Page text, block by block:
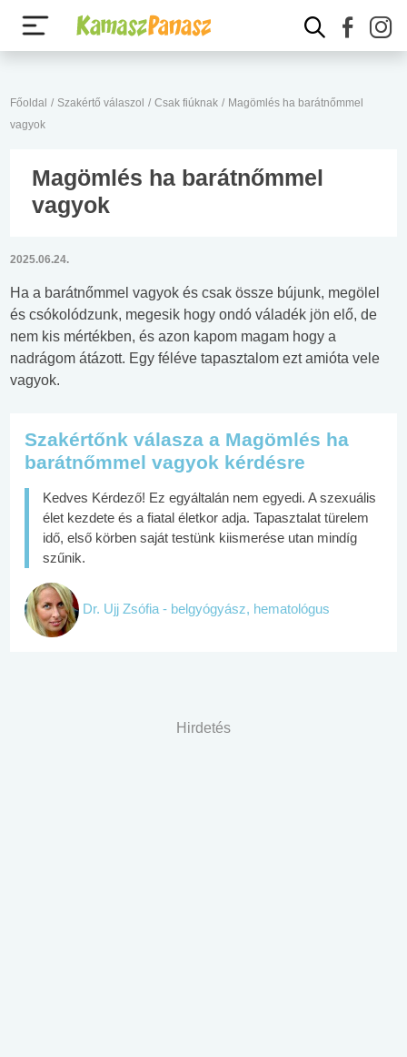
Főoldal / Szakértő válaszol / Csak fiúknak / Magömlés ha barátnőmmel
vagyok
Magömlés ha barátnőmmel
vagyok
2025.06.24.
Ha a barátnőmmel vagyok és csak össze bújunk, megölel
és csókolódzunk, megesik hogy ondó váladék jön elő, de
nem kis mértékben, és azon kapom magam hogy a
nadrágom átázott. Egy féléve tapasztalom ezt amióta vele
vagyok.
Szakértőnk válasza a Magömlés ha
barátnőmmel vagyok kérdésre
Kedves Kérdező! Ez egyáltalán nem egyedi. A szexuális
élet kezdete és a fiatal életkor adja. Tapasztalat türelem
idő, első körben saját testünk kiismerése utan mindíg
szűnik.
Dr. Ujj Zsófia - belgyógyász, hematológus
Hirdetés